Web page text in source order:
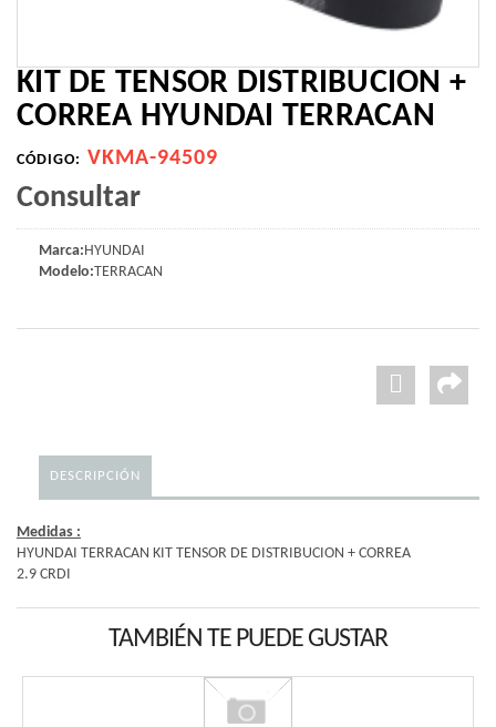
KIT DE TENSOR DISTRIBUCION +
CORREA HYUNDAI TERRACAN
CÓDIGO: VKMA-94509
Consultar
Marca:HYUNDAI
Modelo:TERRACAN
DESCRIPCIÓN
Medidas :
HYUNDAI TERRACAN KIT TENSOR DE DISTRIBUCION + CORREA
2.9 CRDI
TAMBIÉN TE PUEDE GUSTAR